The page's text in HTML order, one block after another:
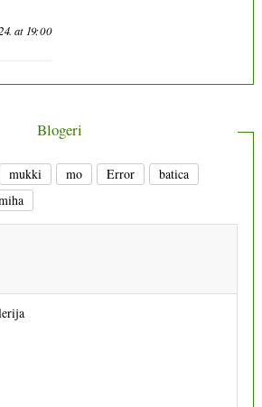
at 19:00
Blogeri
mukki mo Error
batica